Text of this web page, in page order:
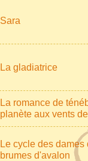
Sara
La gladiatrice
La romance de
planète aux vents
Le cycle des dames
brumes d'avalon